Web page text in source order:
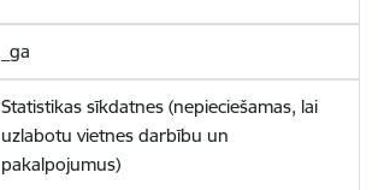
_ga
Statistikas sīkdatnes (nepieciešamas, lai
uzlabotu vietnes darbību un
pakalpojumus)